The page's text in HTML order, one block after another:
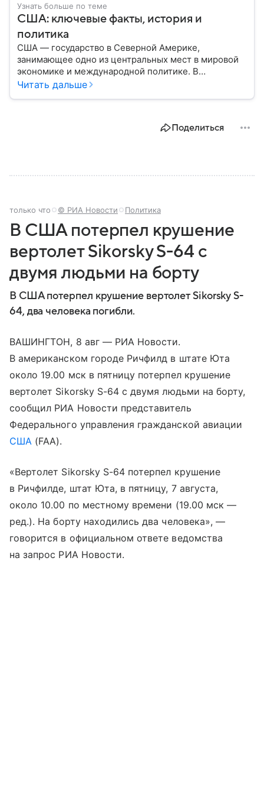
Узнать больше по теме
США: ключевые факты, история и
политика
США — государство в Северной Америке,
занимающее одно из центральных мест в мировой
экономике и международной политике. В
материале — основные сведения об этой стране.
Читать дальше
Поделиться
только что © РИА Новости Политика
В США потерпел крушение
вертолет Sikorsky S-64 с
двумя людьми на борту
В США потерпел крушение вертолет Sikorsky S-
64, два человека погибли.
ВАШИНГТОН, 8 авг — РИА Новости.
В американском городе Ричфилд в штате Юта
около 19.00 мск в пятницу потерпел крушение
вертолет Sikorsky S-64 с двумя людьми на борту,
сообщил РИА Новости представитель
Федерального управления гражданской авиации
США (FAA).
«Вертолет Sikorsky S-64 потерпел крушение
в Ричфилде, штат Юта, в пятницу, 7 августа,
около 10.00 по местному времени (19.00 мск —
ред.). На борту находились два человека», —
говорится в официальном ответе ведомства
на запрос РИА Новости.